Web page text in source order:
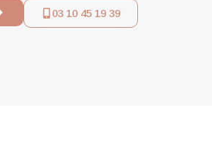
03 10 45 19 39